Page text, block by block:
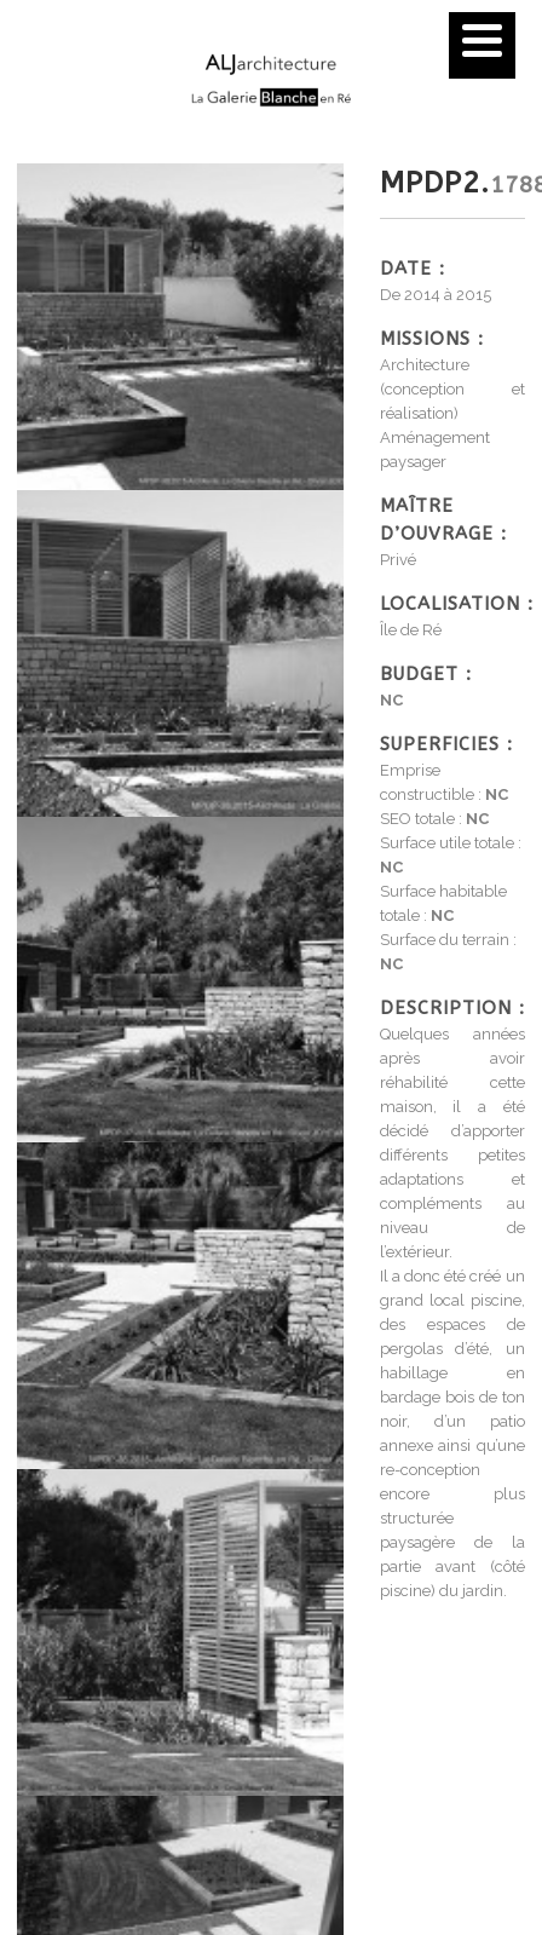
MPDP2.
DATE :
De 2014 à 2015
MISSIONS :
Architecture
(conception et
réalisation)
Aménagement
paysager
MAÎTRE
D’OUVRAGE :
Privé
LOCALISATION :
Île de Ré
BUDGET :
NC
SUPERFICIES :
Emprise
constructible : NC
SEO totale : NC
Surface utile totale :
NC
Surface habitable
totale : NC
Surface du terrain :
NC
DESCRIPTION :
Quelques années
après avoir
réhabilité cette
maison, il a été
décidé d’apporter
différents petites
adaptations et
compléments au
niveau de
l’extérieur.
Il a donc été créé un
grand local piscine,
des espaces de
pergolas d’été, un
habillage en
bardage bois de ton
noir, d’un patio
annexe ainsi qu’une
re-conception
encore plus
structurée
paysagère de la
partie avant (côté
piscine) du jardin.